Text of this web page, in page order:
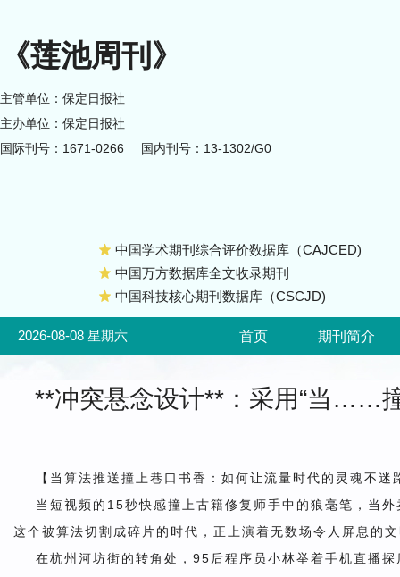
《莲池周刊》
主管单位：保定日报社
主办单位：保定日报社
国际刊号：1671-0266
国内刊号：13-1302/G0
中国学术期刊综合评价数据库（CAJCED)
中国万方数据库全文收录期刊
中国科技核心期刊数据库（CSCJD)
2026-08-08 星期六 首页 期刊简介
**冲突悬念设计**：采用“当……
【当算法推送撞上巷口书香：如何让流量时代的灵魂不迷
当短视频的15秒快感撞上古籍修复师手中的狼毫笔，当
这个被算法切割成碎片的时代，正上演着无数场令人屏息的
在杭州河坊街的转角处，95后程序员小林举着手机直播